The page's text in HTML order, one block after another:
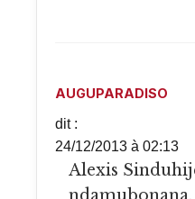
AUGUPARADISO
dit :
24/12/2013 à 02:13
Alexis Sinduhije non seulement que nta bushingantahe